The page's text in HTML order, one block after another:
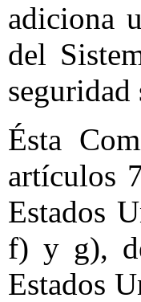
adiciona
del
Ésta
artículos
Estados
f) y g),
Estados